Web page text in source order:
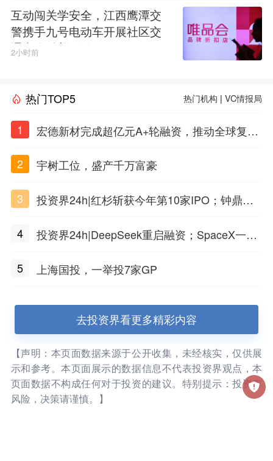
互动闯关学安全，江西鹰潭交
警携手九号电动车开展社区交
通安全科普活动
2小时前
热门TOP5 热门机构 |VC情报局
1
宏德新材完成超亿元A+轮融资，推动全球复合
2
宇树工位，盛产千万富豪
3
投资界24h|红杉斩获今年第10家IPO；钟鼎投
水
4
投资界24h|DeepSeek重启融资；SpaceX一夜
5
上海国投，一举投7家GP
去投资界看更多精彩内容
【声明：本页面数据来源于公开收集，未经核实，仅供展
示和参考。本页面展示的数据信息不代表投资界观点，本
页面数据不构成任何对于投资的建议。特别提示：投资有
风险，决策请谨慎。】